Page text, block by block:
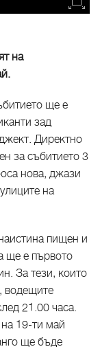
на
ще е
зад
Директно
за събитието 3
нова, джази
на
пищен и
ще е първото
За тези, които
водещите
21.00 часа.
19-ти май
ще бъде